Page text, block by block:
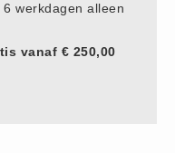
werkdagen alleen
vanaf € 250,00